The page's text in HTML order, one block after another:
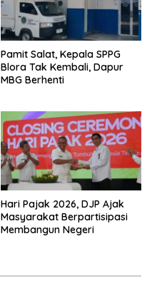
Pamit Salat, Kepala SPPG
Blora Tak Kembali, Dapur
MBG Berhenti
Hari Pajak 2026, DJP Ajak
Masyarakat Berpartisipasi
Membangun Negeri